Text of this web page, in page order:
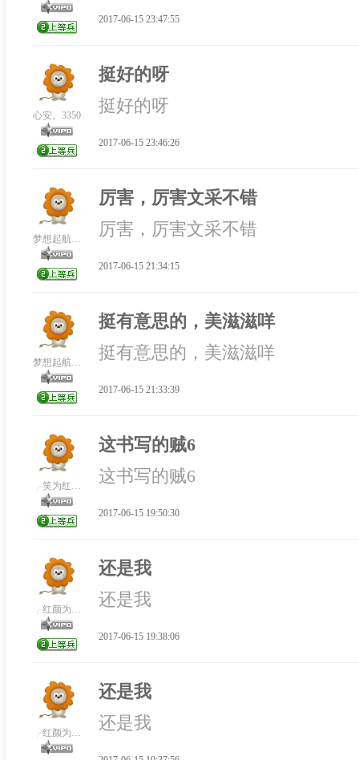
2017-06-15 23:47:55
心安。3350
挺好的呀
挺好的呀
2017-06-15 23:46:26
厉害，厉害文采不错
厉害，厉害文采不错
2017-06-15 21:34:15
挺有意思的，美滋滋咩
挺有意思的，美滋滋咩
2017-06-15 21:33:39
这书写的贼6
这书写的贼6
2017-06-15 19:50:30
还是我
还是我
2017-06-15 19:38:06
还是我
还是我